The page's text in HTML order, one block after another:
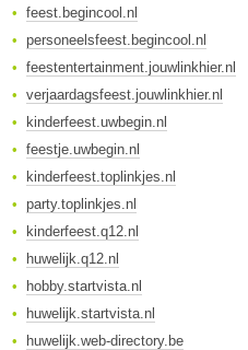
feest.begincool.nl
personeelsfeest.begincool.nl
feestentertainment.jouwlinkhier.nl
verjaardagsfeest.jouwlinkhier.nl
kinderfeest.uwbegin.nl
feestje.uwbegin.nl
kinderfeest.toplinkjes.nl
party.toplinkjes.nl
kinderfeest.q12.nl
huwelijk.q12.nl
hobby.startvista.nl
huwelijk.startvista.nl
huwelijk.web-directory.be